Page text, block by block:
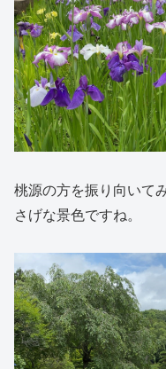
桃源の方を振り向いて
さげな景色ですね。